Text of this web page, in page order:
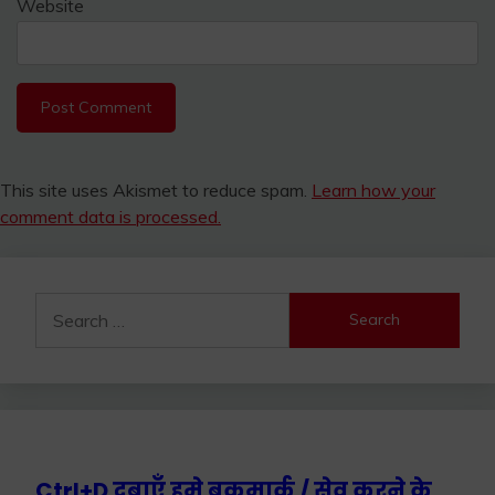
Website
This site uses Akismet to reduce spam. Learn how your
comment data is processed.
for: